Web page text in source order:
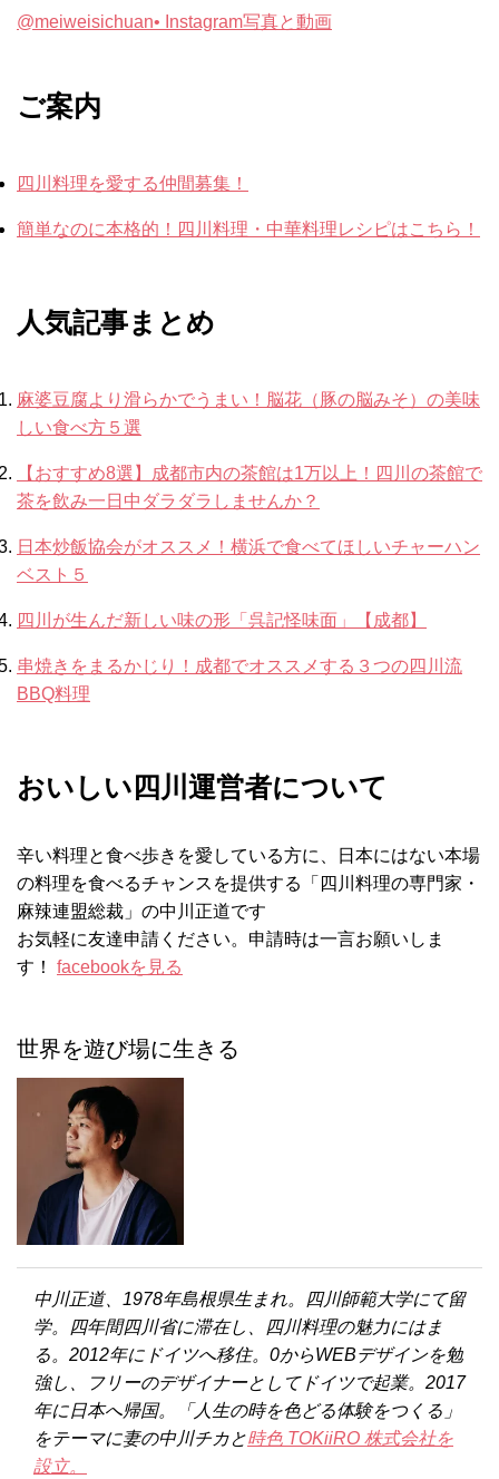
@meiweisichuan• Instagram写真と動画
ご案内
四川料理を愛する仲間募集！
簡単なのに本格的！四川料理・中華料理レシピはこちら！
人気記事まとめ
麻婆豆腐より滑らかでうまい！脳花（豚の脳みそ）の美味
しい食べ方５選
【おすすめ8選】成都市内の茶館は1万以上！四川の茶館で
茶を飲み一日中ダラダラしませんか？
日本炒飯協会がオススメ！横浜で食べてほしいチャーハン
ベスト５
四川が生んだ新しい味の形「呉記怪味面」【成都】
串焼きをまるかじり！成都でオススメする３つの四川流
BBQ料理
おいしい四川運営者について
辛い料理と食べ歩きを愛している方に、日本にはない本場
の料理を食べるチャンスを提供する「四川料理の専門家・
麻辣連盟総裁」の中川正道です
お気軽に友達申請ください。申請時は一言お願いしま
す！ facebookを見る
世界を遊び場に生きる
中川正道、1978年島根県生まれ。四川師範大学にて留
学。四年間四川省に滞在し、四川料理の魅力にはま
る。2012年にドイツへ移住。0からWEBデザインを勉
強し、フリーのデザイナーとしてドイツで起業。2017
年に日本へ帰国。「人生の時を色どる体験をつくる」
をテーマに妻の中川チカと時色 TOKiiRO 株式会社を
設立。